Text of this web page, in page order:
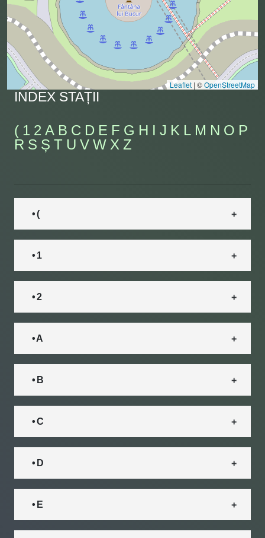
Leaflet | ©OpenStreetMap
INDEX STAȚII
( 1 2 A B C D E F G H I J K L M N O P
R S Ș T U V W X Z
• (
• 1
• 2
• A
• B
• C
• D
• E